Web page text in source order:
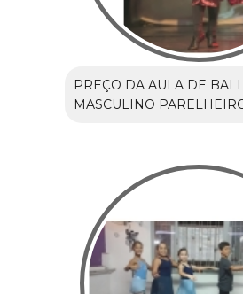
PREÇO DA AULA DE
MASCULINO